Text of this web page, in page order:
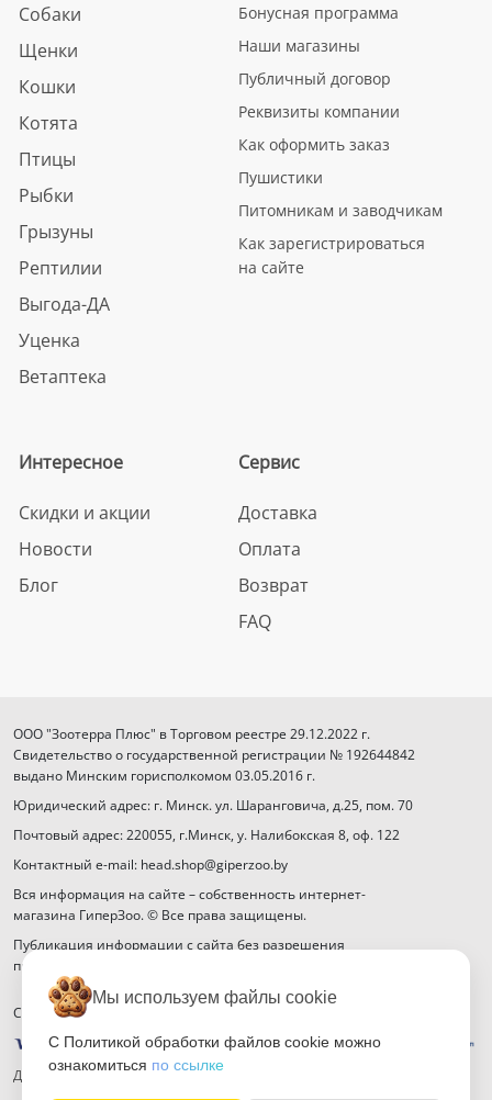
Собаки
Щенки
Кошки
Котята
Птицы
Рыбки
Грызуны
Рептилии
Выгода-ДА
Уценка
Ветаптека
Бонусная программа
Наши магазины
Публичный договор
Реквизиты компании
Как оформить заказ
Пушистики
Питомникам и заводчикам
Как зарегистрироваться
на сайте
Интересное
Скидки и акции
Новости
Блог
Сервис
Доставка
Оплата
Возврат
FAQ
ООО "Зоотерра Плюс" в Торговом реестре 29.12.2022 г.
Свидетельство о государственной регистрации № 192644842
выдано Минским горисполкомом 03.05.2016 г.
Юридический адрес: г. Минск. ул. Шаранговича, д.25, пом. 70
Почтовый адрес: 220055, г.Минск, у. Налибокская 8, оф. 122
Контактный e-mail: head.shop@giperzoo.by
Вся информация на сайте – собственность интернет-
магазина ГиперЗоо. © Все права защищены.
Публикация информации с сайта без разрешения
правообладателя запрещена.
Способы оплаты
Договор публичной оферты
Мы используем файлы cookie
С Политикой обработки файлов cookie можно
ознакомиться по ссылке